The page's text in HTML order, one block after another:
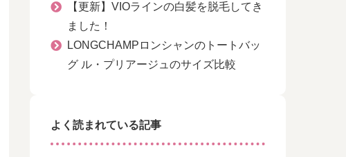
【更新】VIOラインの白髪を脱毛してき
ました！
LONGCHAMPロンシャンのトートバッ
グ ル・プリアージュのサイズ比較
よく読まれている記事